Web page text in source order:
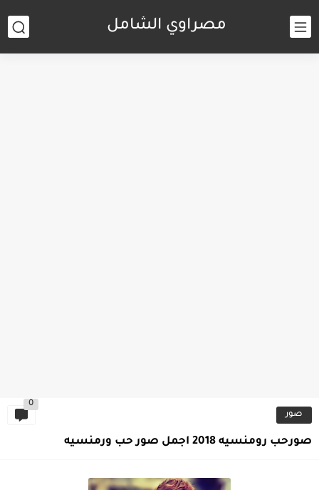
مصراوي الشامل
صور
0
صورحب رومنسيه 2018 اجمل صور حب ورمنسيه